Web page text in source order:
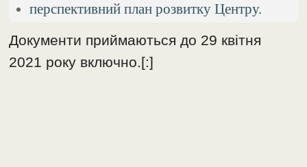
перспективний план розвитку Центру.
Документи приймаються до 29 квітня
2021 року включно.[:]